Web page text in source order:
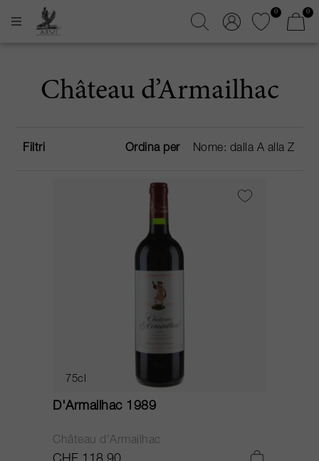
0 0
Château d’Armailhac
Filtri Ordina per
75cl
D'Armailhac 1989
Château d’Armailhac